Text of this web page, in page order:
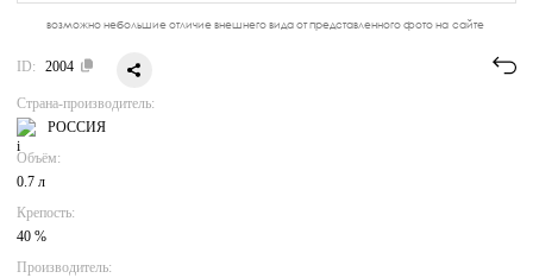
возможно небольшие отличие внешнего вида от представленного фото на сайте
ID: 2004
Страна-производитель:
РОССИЯ
Объём:
0.7 л
Крепость:
40 %
Производитель: